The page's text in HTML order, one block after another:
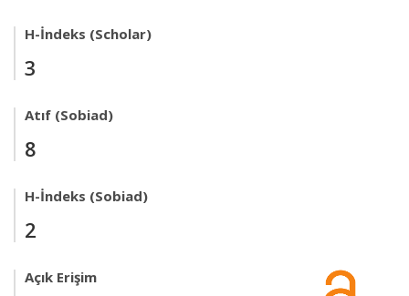
H-İndeks (Scholar)
3
Atıf (Sobiad)
8
H-İndeks (Sobiad)
2
Açık Erişim